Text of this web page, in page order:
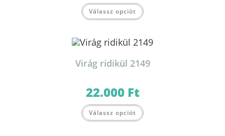
Válassz opciót
Virág ridikül 2149
22.000 Ft
Válassz opciót